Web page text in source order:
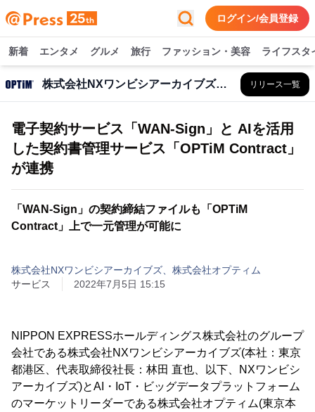
ログイン/会員登録
新着 エンタメ グルメ 旅行 ファッション・美容 ライフスタ
株式会社NXワンビシアーカイブズ、株式会社オプティム リリース一覧
電子契約サービス「WAN-Sign」と AIを活用
した契約書管理サービス「OPTiM Contract」
が連携
「WAN-Sign」の契約締結ファイルも「OPTiM
Contract」上で一元管理が可能に
株式会社NXワンビシアーカイブズ、株式会社オプティム
サービス
2022年7月5日 15:15
NIPPON EXPRESSホールディングス株式会社のグループ
会社である株式会社NXワンビシアーカイブズ(本社：東京
都港区、代表取締役社長：林田 直也、以下、NXワンビシ
アーカイブズ)とAI・IoT・ビッグデータプラットフォーム
のマーケットリーダーである株式会社オプティム(東京本